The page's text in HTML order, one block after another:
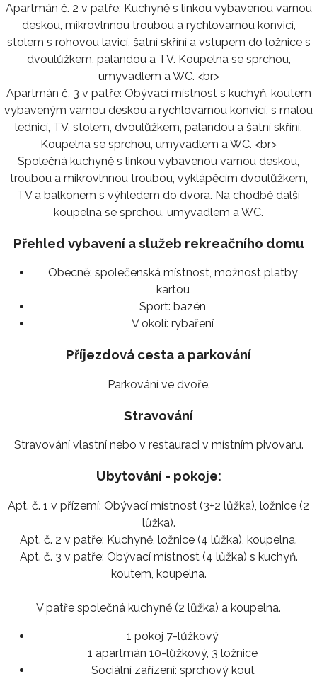
Apartmán č. 2 v patře: Kuchyně s linkou vybavenou varnou
deskou, mikrovlnnou troubou a rychlovarnou konvicí,
stolem s rohovou lavicí, šatní skříní a vstupem do ložnice s
dvoulůžkem, palandou a TV. Koupelna se sprchou,
umyvadlem a WC. <br>
Apartmán č. 3 v patře: Obývací místnost s kuchyň. koutem
vybaveným varnou deskou a rychlovarnou konvicí, s malou
lednicí, TV, stolem, dvoulůžkem, palandou a šatní skříní.
Koupelna se sprchou, umyvadlem a WC. <br>
Společná kuchyně s linkou vybavenou varnou deskou,
troubou a mikrovlnnou troubou, vyklápěcím dvoulůžkem,
TV a balkonem s výhledem do dvora. Na chodbě další
koupelna se sprchou, umyvadlem a WC.
Přehled vybavení a služeb rekreačního domu
Obecně: společenská místnost, možnost platby
kartou
Sport: bazén
V okolí: rybaření
Příjezdová cesta a parkování
Parkování ve dvoře.
Stravování
Stravování vlastní nebo v restauraci v místním pivovaru.
Ubytování - pokoje:
Apt. č. 1 v přízemí: Obývací místnost (3+2 lůžka), ložnice (2
lůžka).
Apt. č. 2 v patře: Kuchyně, ložnice (4 lůžka), koupelna.
Apt. č. 3 v patře: Obývací místnost (4 lůžka) s kuchyň.
koutem, koupelna.
V patře společná kuchyně (2 lůžka) a koupelna.
1 pokoj 7-lůžkový
1 apartmán 10-lůžkový, 3 ložnice
Sociální zařízení: sprchový kout